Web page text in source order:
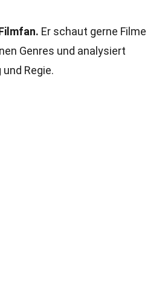
Er schaut gerne Filme
Genres und analysiert
Regie.